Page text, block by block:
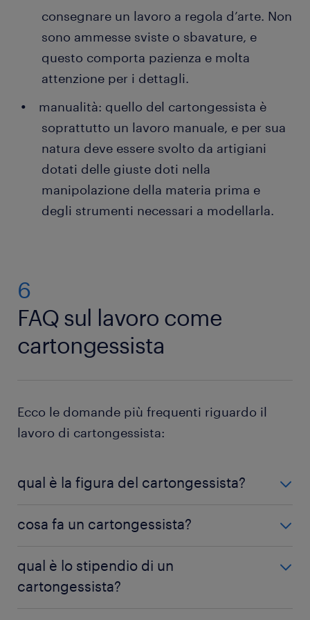
consegnare un lavoro a regola d’arte. Non
sono ammesse sviste o sbavature, e
questo comporta pazienza e molta
attenzione per i dettagli.
manualità: quello del cartongessista è
soprattutto un lavoro manuale, e per sua
natura deve essere svolto da artigiani
dotati delle giuste doti nella
manipolazione della materia prima e
degli strumenti necessari a modellarla.
6
FAQ sul lavoro come
cartongessista
Ecco le domande più frequenti riguardo il
lavoro di cartongessista:
qual è la figura del cartongessista?
edile che applica gesso e altre miscele su
occupandosi anche della loro parte decorativa e
creando ornamenti artistici.
cosa fa un cartongessista?
cartongesso alle superfici esterne o interne di una
casa o di un edificio, per fornirgli maggiore
qual è lo stipendio di un
cartongessista?